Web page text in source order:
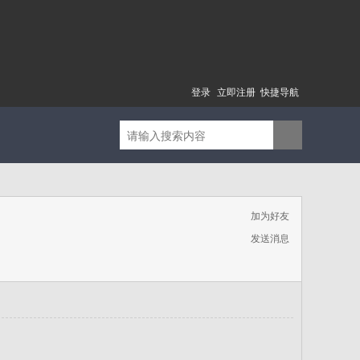
快捷导航
登录 立即注册
加为好友
发送消息